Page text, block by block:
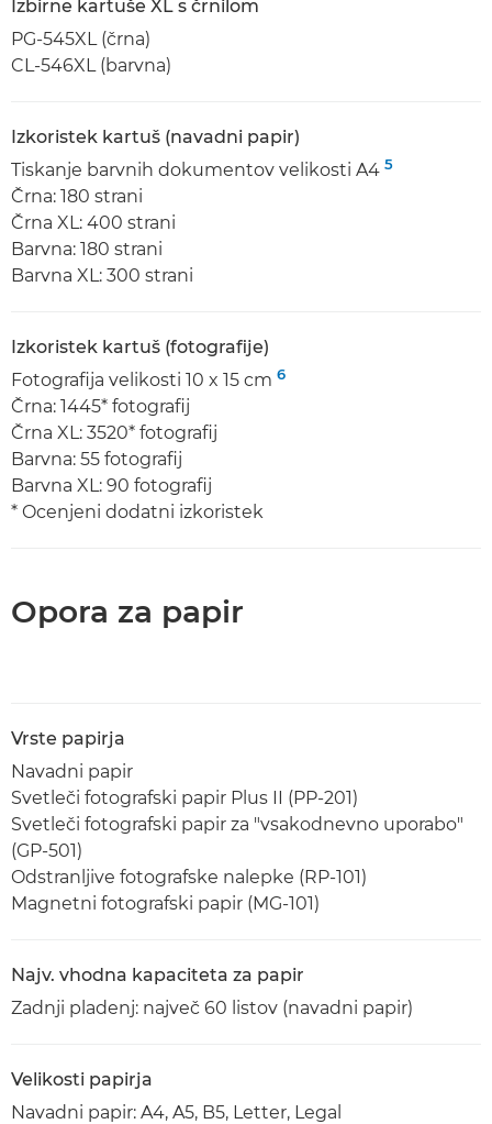
Izbirne kartuše XL s črnilom
PG-545XL (črna)
CL-546XL (barvna)
Izkoristek kartuš (navadni papir)
Tiskanje barvnih dokumentov velikosti A4 5
Črna: 180 strani
Črna XL: 400 strani
Barvna: 180 strani
Barvna XL: 300 strani
Izkoristek kartuš (fotografije)
Fotografija velikosti 10 x 15 cm 6
Črna: 1445* fotografij
Črna XL: 3520* fotografij
Barvna: 55 fotografij
Barvna XL: 90 fotografij
* Ocenjeni dodatni izkoristek
Opora za papir
Vrste papirja
Navadni papir
Svetleči fotografski papir Plus II (PP-201)
Svetleči fotografski papir za "vsakodnevno uporabo"
(GP-501)
Odstranljive fotografske nalepke (RP-101)
Magnetni fotografski papir (MG-101)
Najv. vhodna kapaciteta za papir
Zadnji pladenj: največ 60 listov (navadni papir)
Velikosti papirja
Navadni papir: A4, A5, B5, Letter, Legal